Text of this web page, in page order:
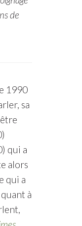
de
1990
sa
qui a
alors
qui a
à